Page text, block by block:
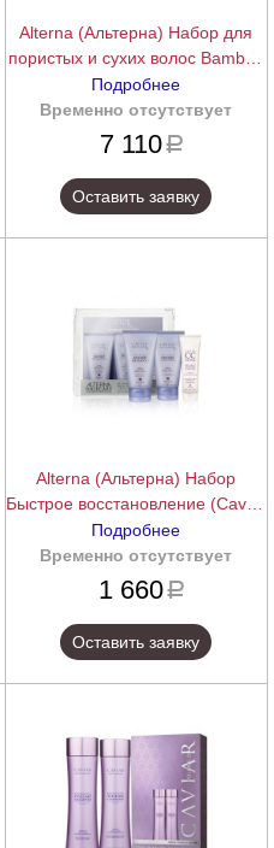
Alterna (Альтерна) Набор для
пористых и сухих волос Bamboo
Smooth,
шампунь+кондиционер+масло
подробнее
Подробнее
Временно отсутствует
7 110a
Оставить заявку
Alterna (Альтерна) Набор
Быстрое восстановление (Caviar
Repair Transformation Kit),
40+40+25 мл.подробнее
Подробнее
Временно отсутствует
1 660a
Оставить заявку